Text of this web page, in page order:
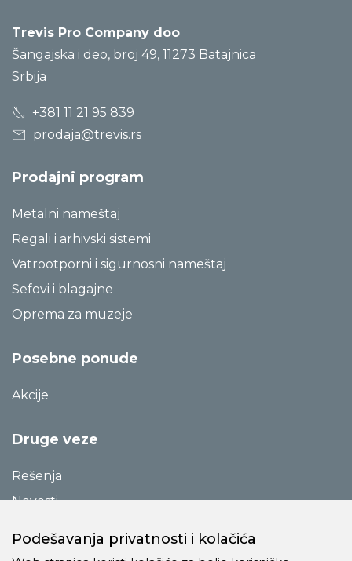
Trevis Pro Company doo
Šangajska i deo, broj 49, 11273 Batajnica
Srbija
+381 11 21 95 839
prodaja@trevis.rs
Prodajni program
Metalni nameštaj
Regali i arhivski sistemi
Vatrootporni i sigurnosni nameštaj
Sefovi i blagajne
Oprema za muzeje
Posebne ponude
Akcije
Druge veze
Rešenja
Novosti
Podešavanja privatnosti i kolačića